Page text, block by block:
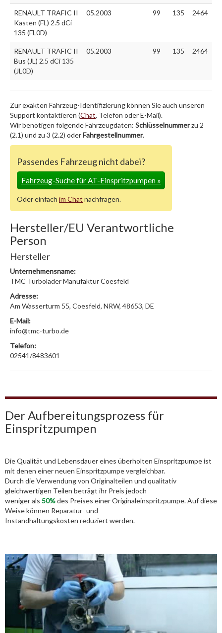
RENAULT TRAFIC II
Kasten (FL) 2.5 dCi
135 (FL0D)
05.2003 99 135 2464
RENAULT TRAFIC II
Bus (JL) 2.5 dCi 135
(JL0D)
05.2003 99 135 2464
Zur exakten Fahrzeug-Identifizierung können Sie auch unseren
Support kontaktieren (Chat, Telefon oder E-Mail).
Wir benötigen folgende Fahrzeugdaten: Schlüsselnummerzu 2
(2.1) und zu 3 (2.2) oderFahrgestellnummer.
Passendes Fahrzeug nicht dabei?
Fahrzeug-Suche für AT-Einspritzpumpen»
Oder einfach im Chat nachfragen.
Hersteller/EU Verantwortliche
Person
Hersteller
Unternehmensname:
TMC Turbolader Manufaktur Coesfeld
Adresse:
Am Wasserturm 55, Coesfeld, NRW, 48653, DE
E-Mail:
info@tmc-turbo.de
Telefon:
02541/8483601
Der Aufbereitungsprozess für
Einspritzpumpen
Die Qualität und Lebensdauer eines überholten Einspritzpumpe ist
mit denen einer neuen Einspritzpumpe vergleichbar.
Durch die Verwendung von Originalteilen und qualitativ
gleichwertigen Teilen beträgt ihr Preis jedoch
weniger als 50%des Preises einer Originaleinspritzpumpe. Auf diese
Weise können Reparatur- und
Instandhaltungskosten reduziert werden.